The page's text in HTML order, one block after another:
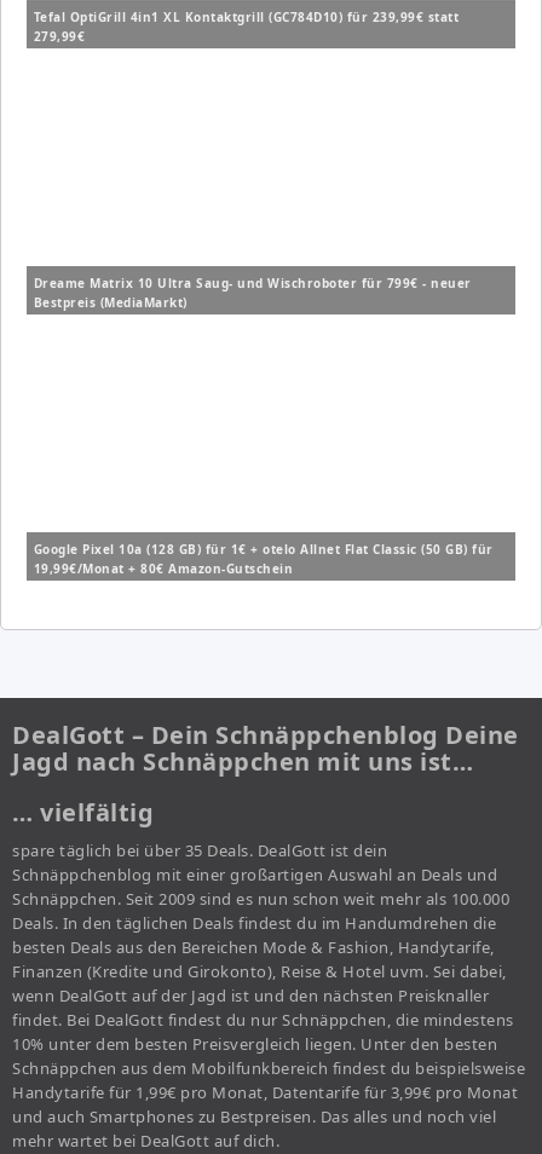
Tefal OptiGrill 4in1 XL Kontaktgrill (GC784D10) für 239,99€ statt
279,99€
Dreame Matrix 10 Ultra Saug- und Wischroboter für 799€ - neuer
Bestpreis (MediaMarkt)
Google Pixel 10a (128 GB) für 1€ + otelo Allnet Flat Classic (50 GB) für
19,99€/Monat + 80€ Amazon-Gutschein
DealGott – Dein Schnäppchenblog Deine
Jagd nach Schnäppchen mit uns ist…
… vielfältig
spare täglich bei über 35 Deals. DealGott ist dein
Schnäppchenblog mit einer großartigen Auswahl an Deals und
Schnäppchen. Seit 2009 sind es nun schon weit mehr als 100.000
Deals. In den täglichen Deals findest du im Handumdrehen die
besten Deals aus den Bereichen Mode & Fashion, Handytarife,
Finanzen (Kredite und Girokonto), Reise & Hotel uvm. Sei dabei,
wenn DealGott auf der Jagd ist und den nächsten Preisknaller
findet. Bei DealGott findest du nur Schnäppchen, die mindestens
10% unter dem besten Preisvergleich liegen. Unter den besten
Schnäppchen aus dem Mobilfunkbereich findest du beispielsweise
Handytarife für 1,99€ pro Monat, Datentarife für 3,99€ pro Monat
und auch Smartphones zu Bestpreisen. Das alles und noch viel
mehr wartet bei DealGott auf dich.